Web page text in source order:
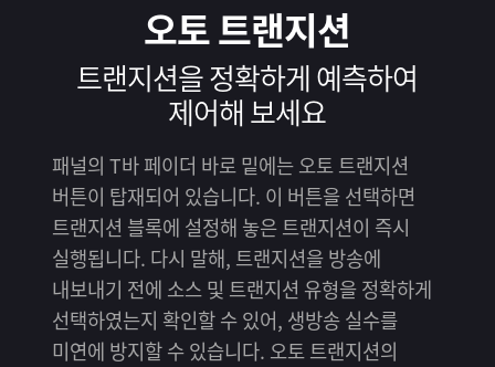
오토 트랜지션
트랜지션을 정확하게예측하여
제어해 보세요
패널의 T바 페이더 바로 밑에는 오토 트랜지션
버튼이 탑재되어 있습니다. 이 버튼을 선택하면
트랜지션 블록에 설정해 놓은 트랜지션이 즉시
실행됩니다. 다시 말해, 트랜지션을 방송에
내보내기 전에 소스 및 트랜지션 유형을 정확하게
선택하였는지 확인할 수 있어, 생방송 실수를
미연에 방지할 수 있습니다. 오토 트랜지션의